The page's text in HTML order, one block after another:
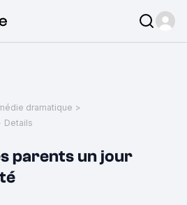
dramatique >
Details
parents un jour